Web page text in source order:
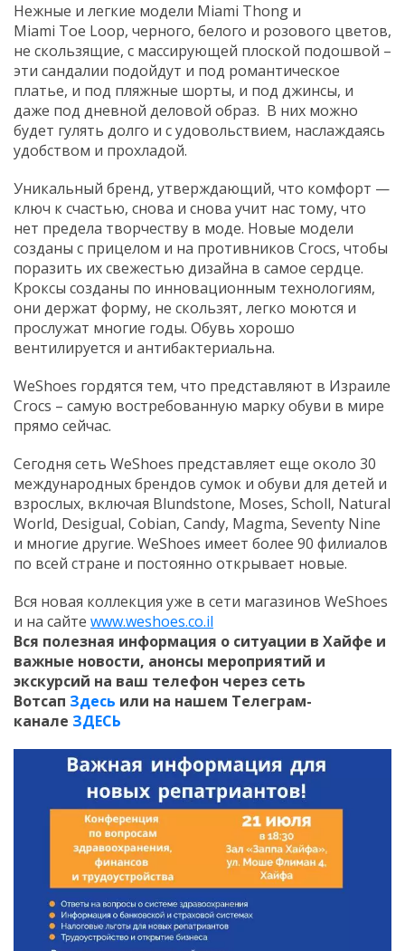
Нежные и легкие модели Miami Thong и
Miami Toe Loop, черного, белого и розового цветов,
не скользящие, с массирующей плоской подошвой –
эти сандалии подойдут и под романтическое
платье, и под пляжные шорты, и под джинсы, и
даже под дневной деловой образ. В них можно
будет гулять долго и с удовольствием, наслаждаясь
удобством и прохладой.
Уникальный бренд, утверждающий, что комфорт —
ключ к счастью, снова и снова учит нас тому, что
нет предела творчеству в моде. Новые модели
созданы с прицелом и на противников Crocs, чтобы
поразить их свежестью дизайна в самое сердце.
Кроксы созданы по инновационным технологиям,
они держат форму, не скользят, легко моются и
прослужат многие годы. Обувь хорошо
вентилируется и антибактериальна.
WeShoes гордятся тем, что представляют в Израиле
Crocs – самую востребованную марку обуви в мире
прямо сейчас.
Сегодня сеть WeShoes представляет еще около 30
международных брендов сумок и обуви для детей и
взрослых, включая Blundstone, Moses, Scholl, Natural
World, Desigual, Cobian, Candy, Magma, Seventy Nine
и многие другие. WeShoes имеет более 90 филиалов
по всей стране и постоянно открывает новые.
Вся новая коллекция уже в сети магазинов WeShoes
и на сайте www.weshoes.co.il
Вся полезная информация о ситуации в Хайфе и
важные новости, анонсы мероприятий и
экскурсий на ваш телефон через сеть
Вотсап Здесь или на нашем Телеграм-
канале ЗДЕСЬ